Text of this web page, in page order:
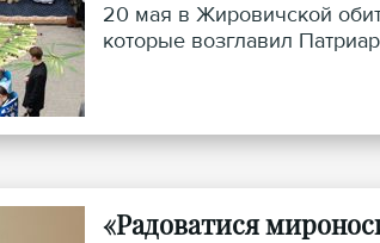
20 мая в Жировичской
которые возглавил
«Радоватися